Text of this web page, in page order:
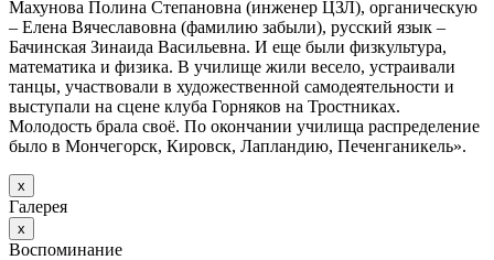
Махунова Полина Степановна (инженер ЦЗЛ), органическую
– Елена Вячеславовна (фамилию забыли), русский язык –
Бачинская Зинаида Васильевна. И еще были физкультура,
математика и физика. В училище жили весело, устраивали
танцы, участвовали в художественной самодеятельности и
выступали на сцене клуба Горняков на Тростниках.
Молодость брала своё. По окончании училища распределение
было в Мончегорск, Кировск, Лапландию, Печенганикель».
х
Галерея
х
Воспоминание